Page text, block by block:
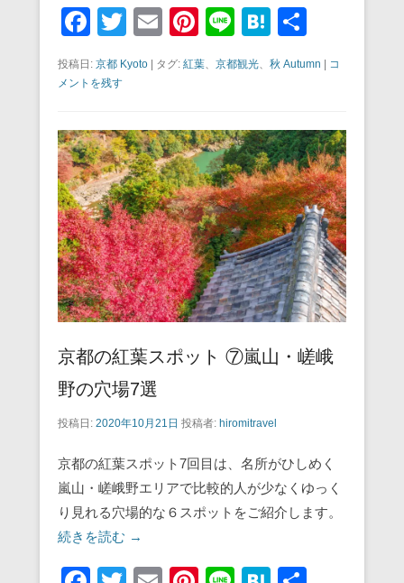
F
a
c
b
o
o
k
T
tt
E
m
ail
Pi
nt
er
st
Li
n
e
H
at
e
a
投稿日: 京都 Kyoto | タグ: 紅葉、 京都観光、 秋 Autumn | コ
メントを残す
京都の紅葉スポット ⑦嵐山・嵯峨
野の穴場7選
投稿日: 2020年10月21日 投稿者: hiromitravel
京都の紅葉スポット7回目は、名所がひしめく
嵐山・嵯峨野エリアで比較的人が少なくゆっく
り見れる穴場的な６スポットをご紹介します。
続きを読む →